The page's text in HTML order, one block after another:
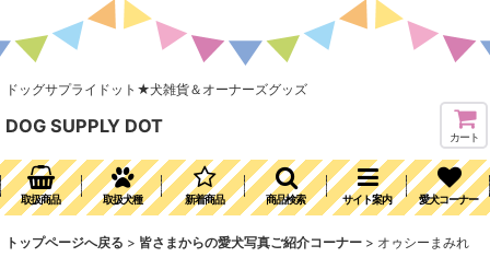
ドッグサプライドット★犬雑貨＆オーナーズグッズ
DOG SUPPLY DOT
カート
取扱商品 取扱犬種 新着商品 商品検索 サイト案内 愛犬コーナー
トップページへ戻る > 皆さまからの愛犬写真ご紹介コーナー > オゥシーまみれ